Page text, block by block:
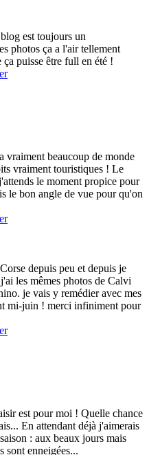
est toujours un
photos ça a l'air tellement
puisse être full en été !
vraiment beaucoup de monde
vraiment touristiques ! Le
le moment propice pour
le bon angle de vue pour qu'on
depuis peu et depuis je
les mêmes photos de Calvi
je vais y remédier avec mes
mi-juin ! merci infiniment pour
est pour moi ! Quelle chance
En attendant déjà j'aimerais
: aux beaux jours mais
sont enneigées...